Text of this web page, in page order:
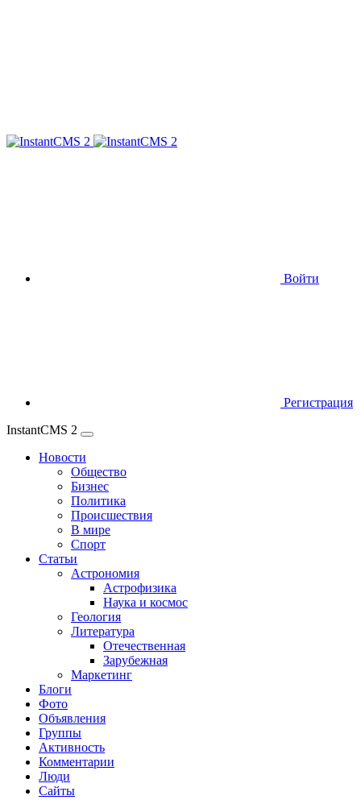
Войти
Регистрация
InstantCMS 2
Новости
Общество
Бизнес
Политика
Происшествия
В мире
Спорт
Статьи
Астрономия
Астрофизика
Наука и космос
Геология
Литература
Отечественная
Зарубежная
Маркетинг
Блоги
Фото
Объявления
Группы
Активность
Комментарии
Люди
Сайты